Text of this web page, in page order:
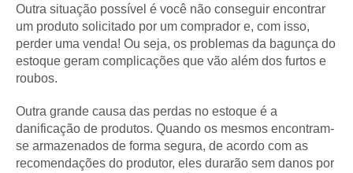
Outra situação possível é você não conseguir encontrar
um produto solicitado por um comprador e, com isso,
perder uma venda! Ou seja, os problemas da bagunça do
estoque geram complicações que vão além dos furtos e
roubos.
Outra grande causa das perdas no estoque é a
danificação de produtos. Quando os mesmos encontram-
se armazenados de forma segura, de acordo com as
recomendações do produtor, eles durarão sem danos por